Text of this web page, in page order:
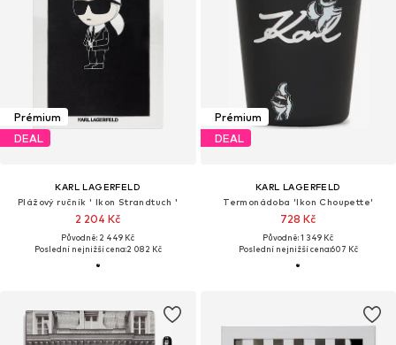
Prémium
DEAL
KARL LAGERFELD
Plážový ručník ' Ikon Strandtuch '
2 204 Kč
Původně: 2 449 Kč
Poslední nejnižší cena:2 082 Kč
Prémium
DEAL
KARL LAGERFELD
Termonádoba 'Ikon Choupette'
728 Kč
Původně: 1 349 Kč
Poslední nejnižší cena:607 Kč